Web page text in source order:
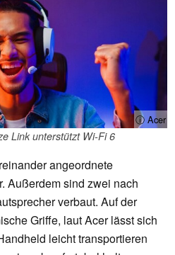
ⓘ Acer
Link unterstützt Wi-Fi 6
angeordnete
Außerdem sind zwei nach
verbaut. Auf der
Griffe, laut Acer lässt sich
leicht transportieren